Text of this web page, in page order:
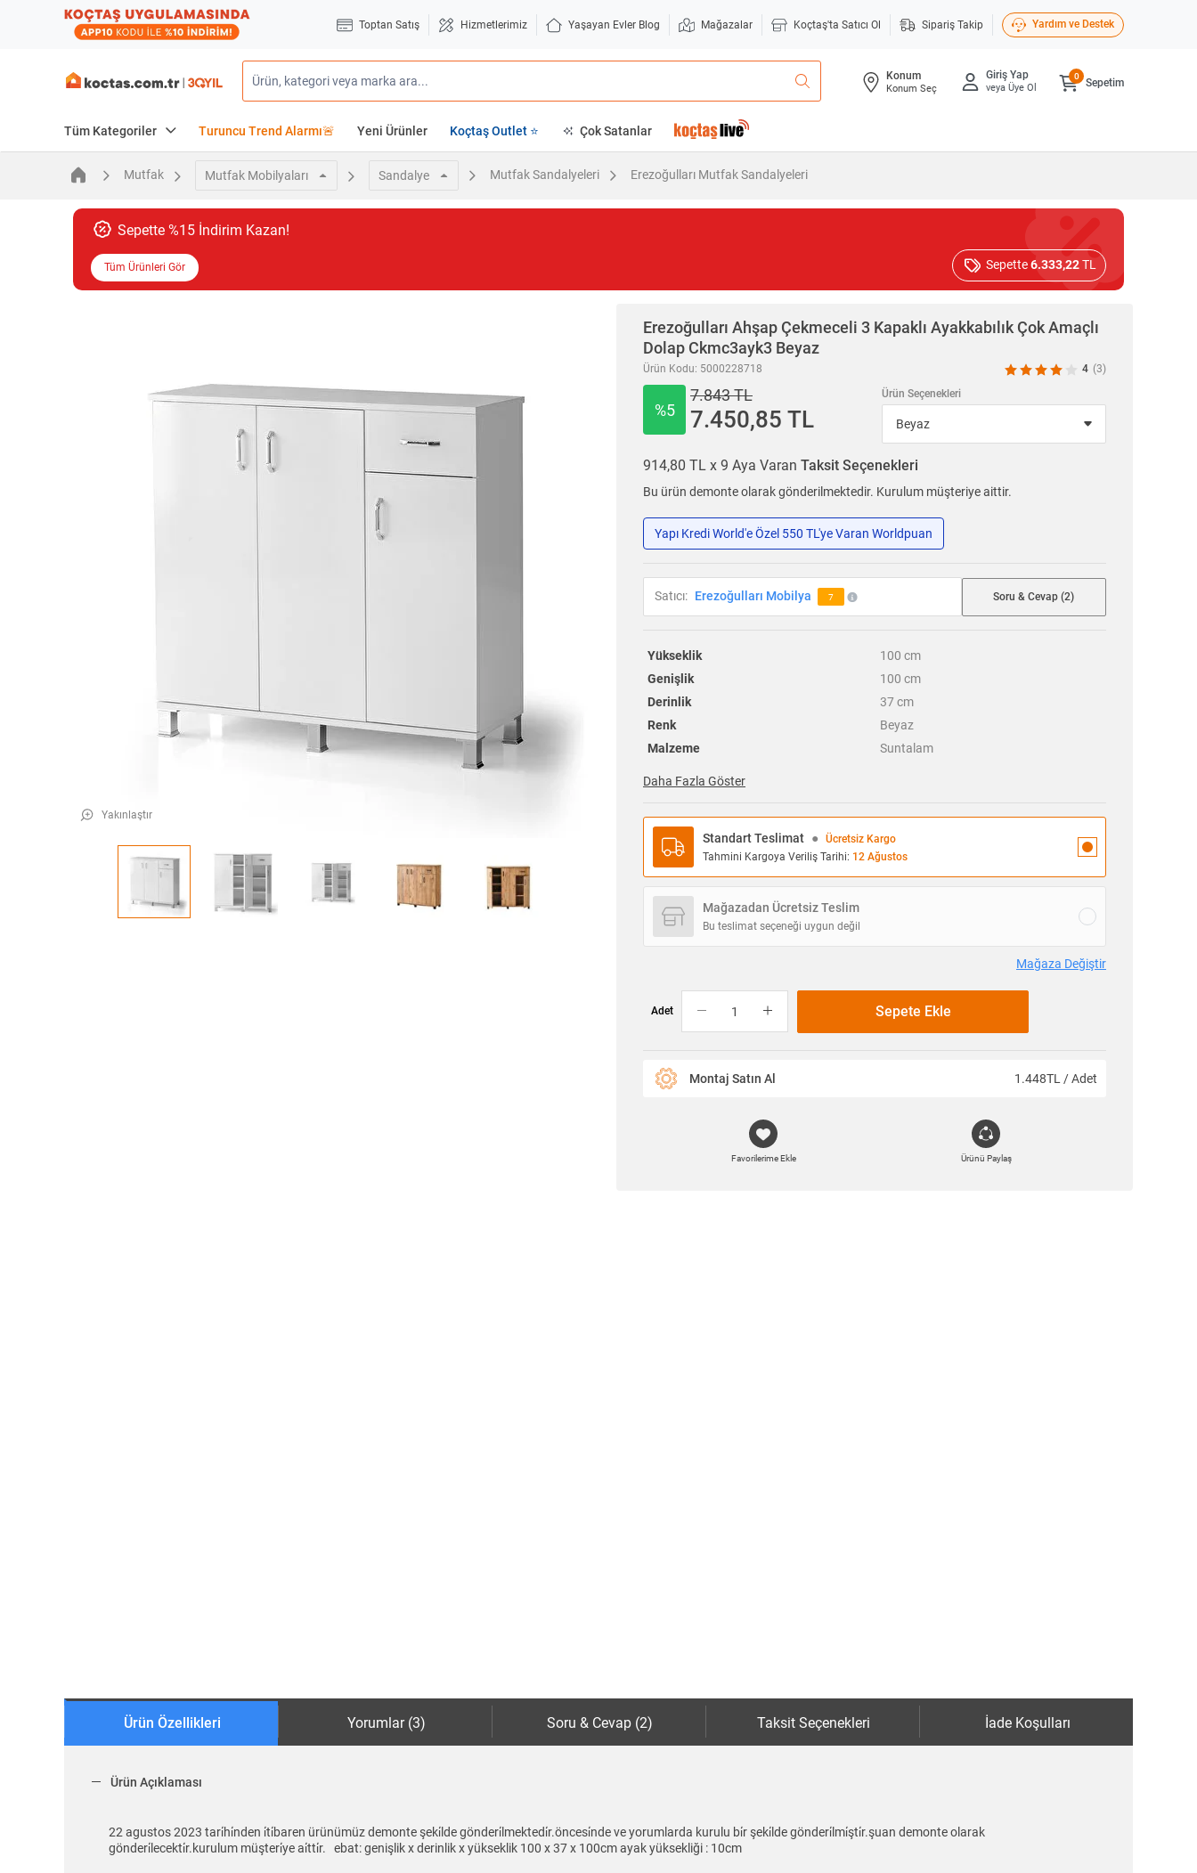
Toptan Satış Hizmetlerimiz Yaşayan Evler Blog Mağazalar Koçtaş'ta Satıcı Ol Sipariş Takip Yardım ve Destek
Konum
Konum Seç
Giriş Yap
veya Üye Ol Sepetim
0
Tüm Kategoriler Turuncu Trend Alarmı🚨 Yeni Ürünler Koçtaş Outlet ⭐ Çok Satanlar
Mutfak Mutfak Mobilyaları Sandalye Mutfak Sandalyeleri Erezoğulları Mutfak Sandalyeleri
Sepette %15 İndirim Kazan!
Tüm Ürünleri Gör Sepette6.333,22TL
Yakınlaştır
Erezoğulları Ahşap Çekmeceli 3 Kapaklı Ayakkabılık Çok Amaçlı
Dolap Ckmc3ayk3 Beyaz
Ürün Kodu: 5000228718 4 (3)
%5
7.843 TL
7.450,85 TL
Ürün Seçenekleri
914,80 TL x 9 Aya Varan Taksit Seçenekleri
Bu ürün demonte olarak gönderilmektedir. Kurulum müşteriye aittir.
Yapı Kredi World'e Özel 550 TL'ye Varan Worldpuan
Satıcı: Erezoğulları Mobilya 7 Soru & Cevap (2)
Yükseklik 100 cm
Genişlik
100 cm
Derinlik
37 cm
Renk
Beyaz
Malzeme
Suntalam
Daha Fazla Göster
Standart Teslimat ●
Ücretsiz Kargo
Tahmini Kargoya Veriliş Tarihi: 12 Ağustos
Mağazadan Ücretsiz Teslim
Bu teslimat seçeneği uygun değil
Mağaza Değiştir
Adet Sepete Ekle
Montaj Satın Al 1.448TL / Adet
Favorilerime Ekle Ürünü Paylaş
Ürün Özellikleri Yorumlar (3) Soru & Cevap (2) Taksit Seçenekleri İade Koşulları
Ürün Açıklaması
22 agustos 2023 tari̇hi̇nden i̇ti̇baren ürünümüz demonte şeki̇lde gönderi̇lmektedi̇r.öncesi̇nde ve yorumlarda kurulu bi̇r şeki̇lde gönderi̇lmi̇şti̇r.şuan demonte olarak
gönderi̇lecekti̇r.kurulum müşteri̇ye ai̇tti̇r. ebat: genişlik x derinlik x yükseklik 100 x 37 x 100cm ayak yüksekliği : 10cm